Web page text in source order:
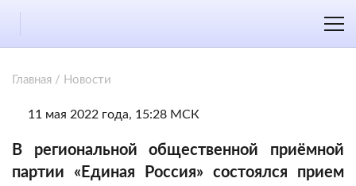
Главная / Новости
11 мая 2022 года, 15:28 МСК
В региональной общественной приёмной
партии «Единая Россия» состоялся прием